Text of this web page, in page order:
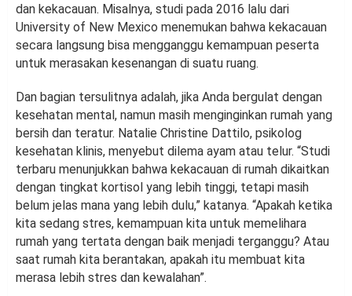
dan kekacauan. Misalnya, studi pada 2016 lalu dari
University of New Mexico menemukan bahwa kekacauan
secara langsung bisa mengganggu kemampuan peserta
untuk merasakan kesenangan di suatu ruang.
Dan bagian tersulitnya adalah, jika Anda bergulat dengan
kesehatan mental, namun masih menginginkan rumah yang
bersih dan teratur. Natalie Christine Dattilo, psikolog
kesehatan klinis, menyebut dilema ayam atau telur. “Studi
terbaru menunjukkan bahwa kekacauan di rumah dikaitkan
dengan tingkat kortisol yang lebih tinggi, tetapi masih
belum jelas mana yang lebih dulu,” katanya. “Apakah ketika
kita sedang stres, kemampuan kita untuk memelihara
rumah yang tertata dengan baik menjadi terganggu? Atau
saat rumah kita berantakan, apakah itu membuat kita
merasa lebih stres dan kewalahan”.